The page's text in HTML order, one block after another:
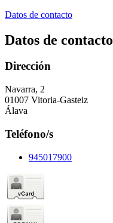
Datos de contacto
Datos de contacto
Dirección
Navarra, 2
01007 Vitoria-Gasteiz
Álava
Teléfono/s
945017900